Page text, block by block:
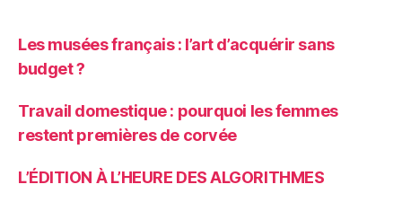
Les musées français : l’art d’acquérir sans
budget ?
Travail domestique : pourquoi les femmes
restent premières de corvée
L’ÉDITION À L’HEURE DES ALGORITHMES